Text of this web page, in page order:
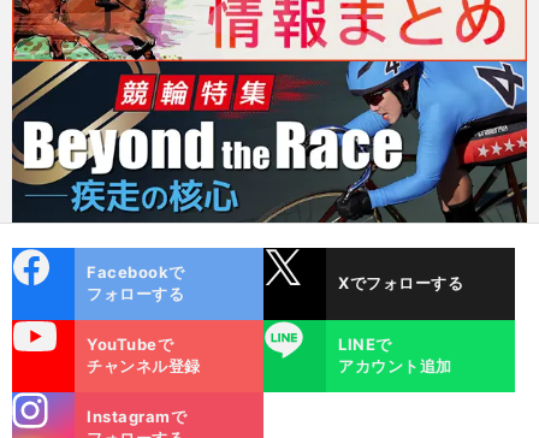
ok
Facebookで
フォローする
Xでフォローする
YouTubeで
チャンネル登録
LINE
LINEで
アカウント追加
m
Instagramで